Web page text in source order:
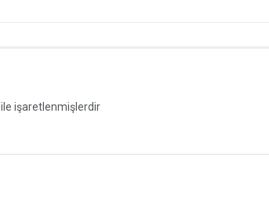
ile işaretlenmişlerdir